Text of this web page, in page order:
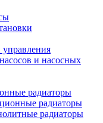
и насосных
радиаторы
радиаторы
радиаторы